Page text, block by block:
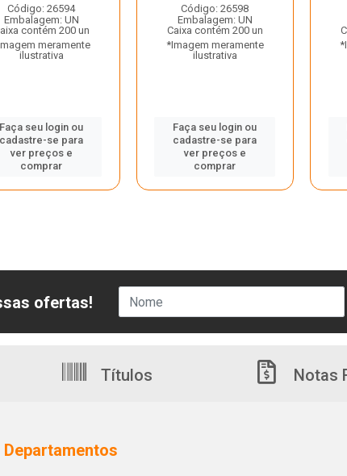
Código: 26594
Embalagem: UN
contém 200 un
meramente
ilustrativa
Faça seu login ou
cadastre-se para
ver preços e
comprar
Código: 26598
Embalagem: UN
Caixa contém 200 un
*Imagem meramente
ilustrativa
Faça seu login ou
cadastre-se para
ver preços e
comprar
ofertas!
Títulos Notas
Departamentos